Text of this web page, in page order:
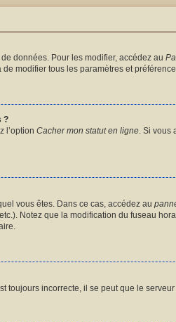
données. Pour les modifier, accédez au
modifier tous les paramètres et
?
l’option Cacher mon statut en ligne . Si
vous êtes. Dans ce cas, accédez au
Notez que la modification du fuseau
toujours incorrecte, il se peut que le